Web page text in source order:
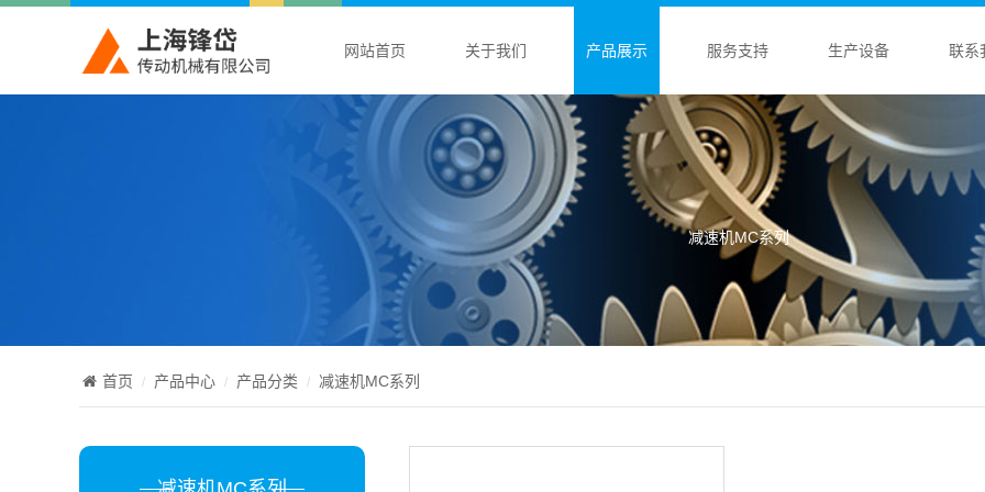
网站首页 关于我们 产品展示 服务支持 生产设备 联系
减速机MC系列
首页 产品中心 产品分类 减速机MC系列